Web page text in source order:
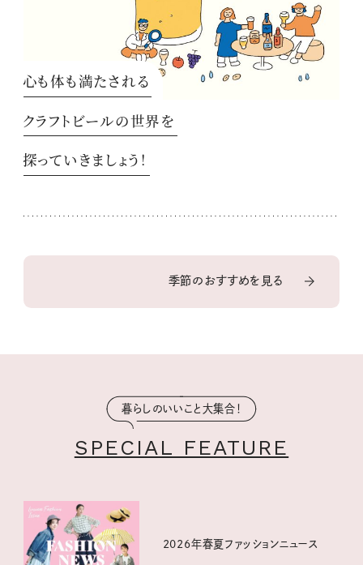
心も体も満たされる
クラフトビールの世界を
探っていきましょう！
季節のおすすめを見る
暮らしのいいこと大集合！
SPECIAL FEATURE
2026年春夏ファッションニュース